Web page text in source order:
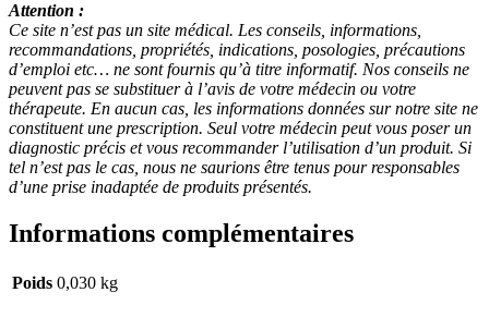
Attention :
Ce site n’est pas un site médical. Les conseils, informations,
recommandations, propriétés, indications, posologies, précautions
d’emploi etc… ne sont fournis qu’à titre informatif. Nos conseils ne
peuvent pas se substituer à l’avis de votre médecin ou votre
thérapeute. En aucun cas, les informations données sur notre site ne
constituent une prescription. Seul votre médecin peut vous poser un
diagnostic précis et vous recommander l’utilisation d’un produit. Si
tel n’est pas le cas, nous ne saurions être tenus pour responsables
d’une prise inadaptée de produits présentés.
Informations complémentaires
Poids 0,030 kg